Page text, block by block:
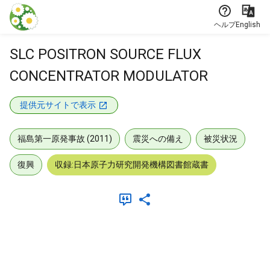
本文に飛ぶ
ヘルプEnglish
SLC POSITRON SOURCE FLUX
CONCENTRATOR MODULATOR
提供元サイトで表示
福島第一原発事故 (2011) 震災への備え 被災状況
復興 収録:日本原子力研究開発機構図書館蔵書